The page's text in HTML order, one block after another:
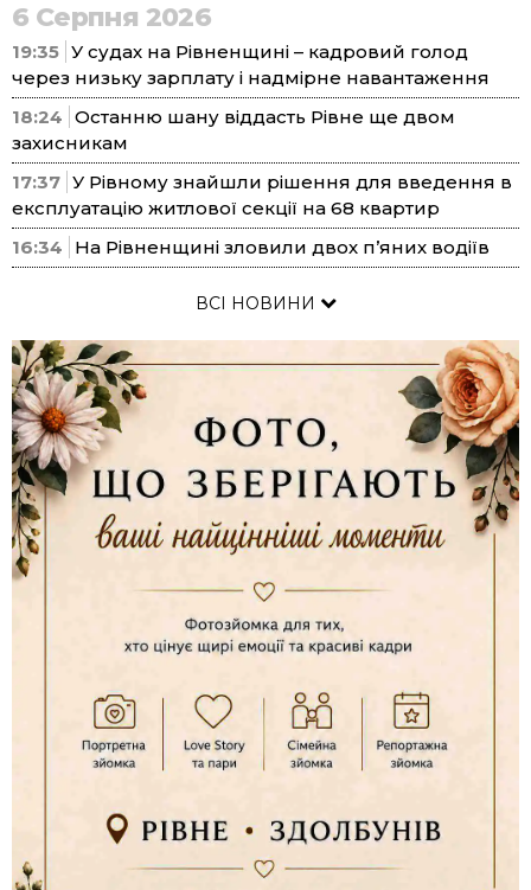
6 Серпня 2026
19:35 У судах на Рівненщині – кадровий голод
через низьку зарплату і надмірне навантаження
18:24 Останню шану віддасть Рівне ще двом
захисникам
17:37 У Рівному знайшли рішення для введення в
експлуатацію житлової секції на 68 квартир
16:34
На Рівненщині зловили двох п’яних водіїв
ВСІ НОВИНИ